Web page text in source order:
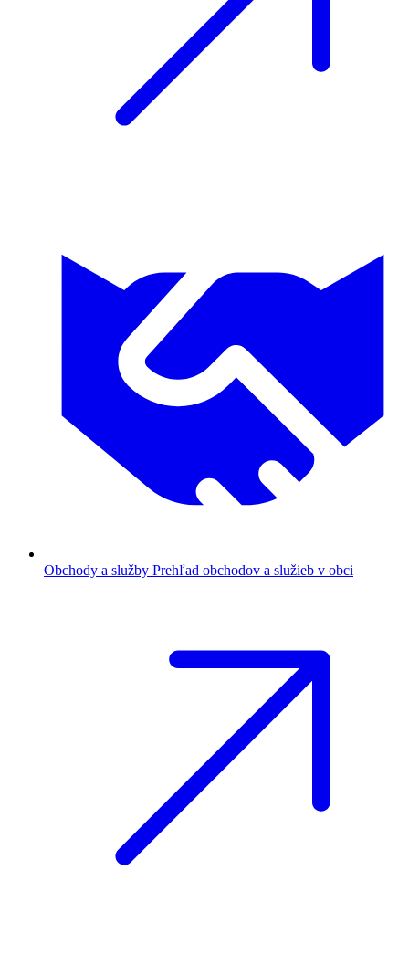
Obchody a služby Prehľad obchodov a služieb v obci